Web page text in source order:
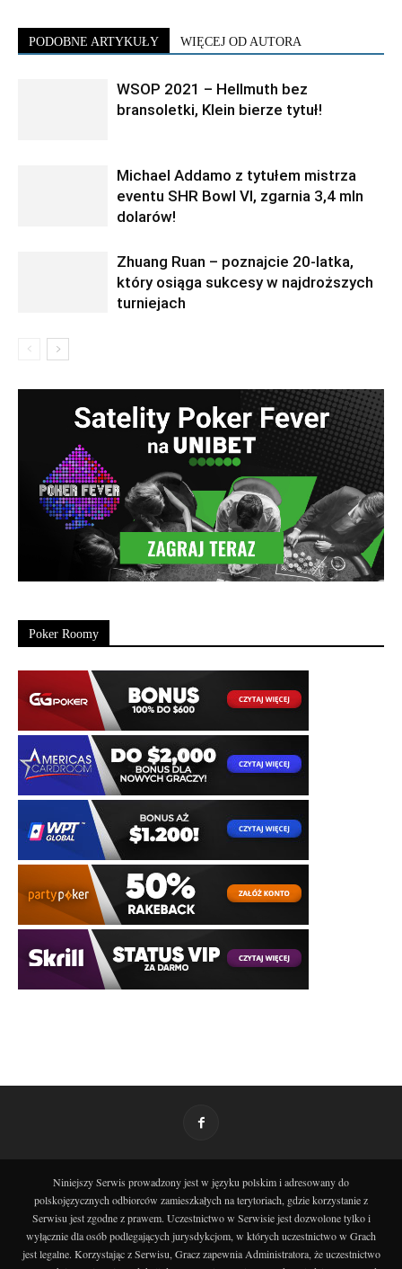
PODOBNE ARTYKUŁY WIĘCEJ OD AUTORA
WSOP 2021 – Hellmuth bez
bransoletki, Klein bierze tytuł!
Michael Addamo z tytułem mistrza
eventu SHR Bowl VI, zgarnia 3,4 mln
dolarów!
Zhuang Ruan – poznajcie 20-latka,
który osiąga sukcesy w najdroższych
turniejach
Poker Roomy
Niniejszy Serwis prowadzony jest w języku polskim i adresowany do
polskojęzycznych odbiorców zamieszkałych na terytoriach, gdzie korzystanie z
Serwisu jest zgodne z prawem. Uczestnictwo w Serwisie jest dozwolone tylko i
wyłącznie dla osób podlegających jurysdykcjom, w których uczestnictwo w Grach
jest legalne. Korzystając z Serwisu, Gracz zapewnia Administratora, że uczestnictwo